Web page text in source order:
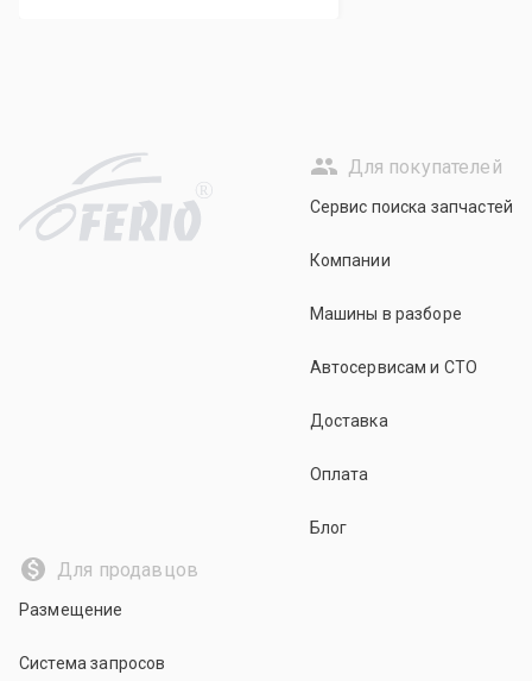
R
Для покупателей
Сервис поиска запчастей
Компании
Машины в разборе
Автосервисам и СТО
Доставка
Оплата
Блог
Для продавцов
Размещение
Система запросов